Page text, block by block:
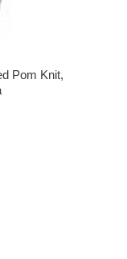
Pom Knit,